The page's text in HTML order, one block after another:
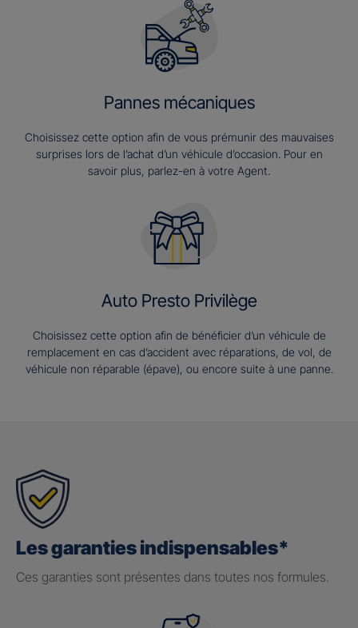
Pannes mécaniques
Choisissez cette option afin de vous prémunir des mauvaises
surprises lors de l’achat d’un véhicule d’occasion. Pour en
savoir plus, parlez-en à votre Agent.
Auto Presto Privilège
Choisissez cette option afin de bénéficier d’un véhicule de
remplacement en cas d’accident avec réparations, de vol, de
véhicule non réparable (épave), ou encore suite à une panne.
Les garanties indispensables*
Ces garanties sont présentes dans toutes nos formules.